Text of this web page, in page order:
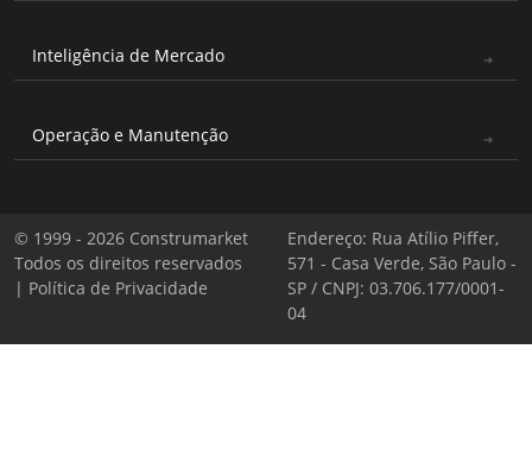
Inteligência de Mercado
Operação e Manutenção
© 1999 - 2026 Construmarket
Todos os direitos reservados
| Política de Privacidade
Endereço: Rua Atílio Piffer,
571 - Casa Verde, São Paulo -
SP / CNPJ: 03.706.177/0001-
04